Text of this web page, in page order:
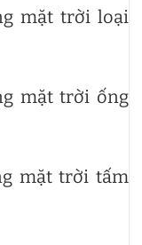
mặt trời loại
mặt trời ống
mặt trời tấm